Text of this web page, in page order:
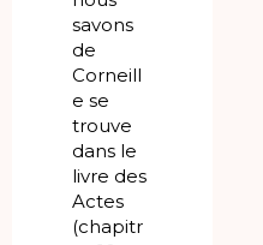
savons
de
Corneill
e se
trouve
dans le
livre des
Actes
(chapitr